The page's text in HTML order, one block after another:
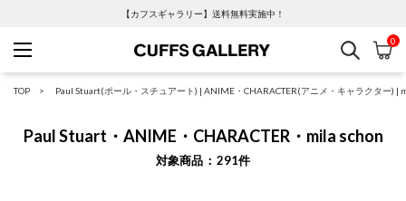
【カフスギャラリー】送料無料実施中！
Cuffs Gallery
検索 カ
0
TOP Paul Stuart(ポール・スチュアート) | ANIME・CHARACTER(アニメ・キャラクター) |
Paul Stuart・ANIME・CHARACTER・mila schon
対象商品 291件